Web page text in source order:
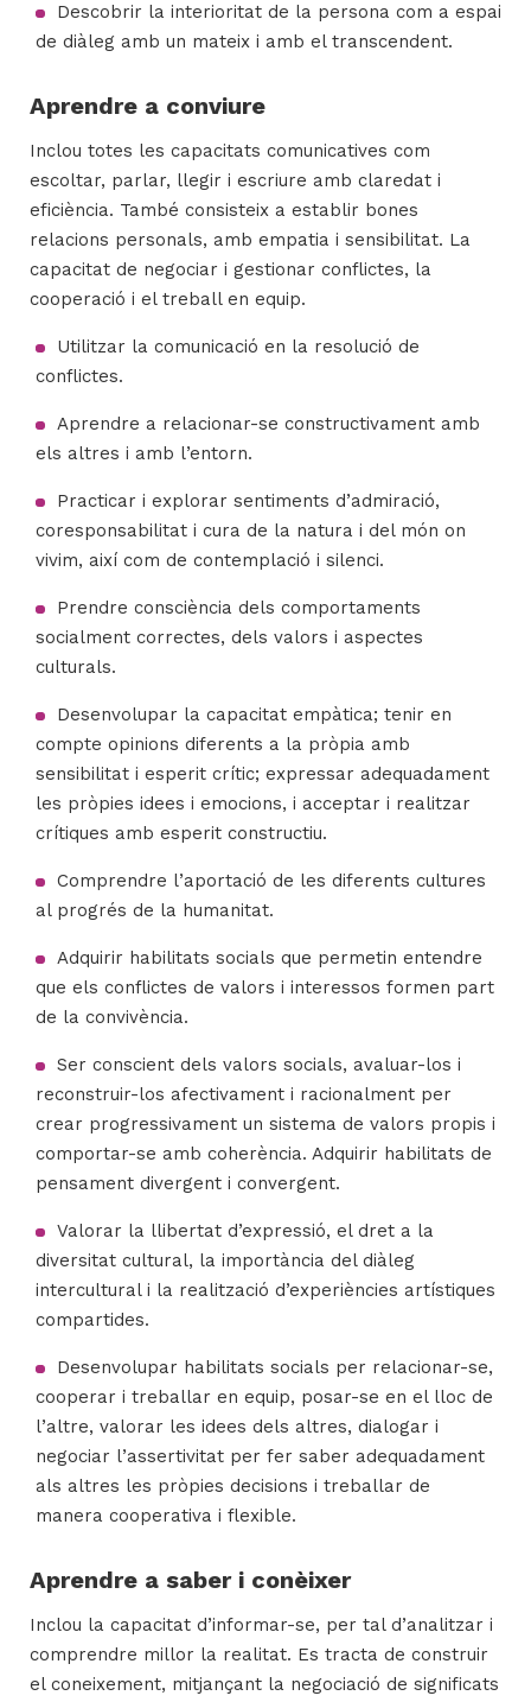
Descobrir la interioritat de la persona com a espai
de diàleg amb un mateix i amb el transcendent.
Aprendre a conviure
Inclou totes les capacitats comunicatives com
escoltar, parlar, llegir i escriure amb claredat i
eficiència. També consisteix a establir bones
relacions personals, amb empatia i sensibilitat. La
capacitat de negociar i gestionar conflictes, la
cooperació i el treball en equip.
Utilitzar la comunicació en la resolució de
conflictes.
Aprendre a relacionar-se constructivament amb
els altres i amb l’entorn.
Practicar i explorar sentiments d’admiració,
coresponsabilitat i cura de la natura i del món on
vivim, així com de contemplació i silenci.
Prendre consciència dels comportaments
socialment correctes, dels valors i aspectes
culturals.
Desenvolupar la capacitat empàtica; tenir en
compte opinions diferents a la pròpia amb
sensibilitat i esperit crític; expressar adequadament
les pròpies idees i emocions, i acceptar i realitzar
crítiques amb esperit constructiu.
Comprendre l’aportació de les diferents cultures
al progrés de la humanitat.
Adquirir habilitats socials que permetin entendre
que els conflictes de valors i interessos formen part
de la convivència.
Ser conscient dels valors socials, avaluar-los i
reconstruir-los afectivament i racionalment per
crear progressivament un sistema de valors propis i
comportar-se amb coherència. Adquirir habilitats de
pensament divergent i convergent.
Valorar la llibertat d’expressió, el dret a la
diversitat cultural, la importància del diàleg
intercultural i la realització d’experiències artístiques
compartides.
Desenvolupar habilitats socials per relacionar-se,
cooperar i treballar en equip, posar-se en el lloc de
l’altre, valorar les idees dels altres, dialogar i
negociar l’assertivitat per fer saber adequadament
als altres les pròpies decisions i treballar de
manera cooperativa i flexible.
Aprendre a saber i conèixer
Inclou la capacitat d’informar-se, per tal d’analitzar i
comprendre millor la realitat. Es tracta de construir
el coneixement, mitjançant la negociació de significats